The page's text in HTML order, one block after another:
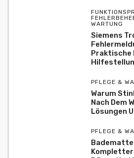
WARTUNG
Siemens
Praktische
PFLEGE &
Warum
Nach Dem
Lösungen
PFLEGE &
Badematte